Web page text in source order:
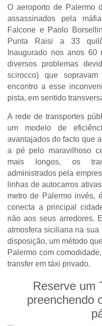
O aeroporto de Palermo
assassinados pela
Falcone e Paolo
Punta Raisi a 33
Inaugurado nos anos
diversos problemas
scirocco) que
encontro a esse
pista, em sentido
A rede de transportes
um modelo de
avantajados do facto que
a pé pelo maravilhoso
mais longos, os
administrados pela
linhas de autocarros
metro de Palermo invés,
conecta a principal
não aos seus arredores.
atmosfera siciliana na
disposição, um método
Palermo com
transfer em táxi privado.
Reserve um
preenchendo